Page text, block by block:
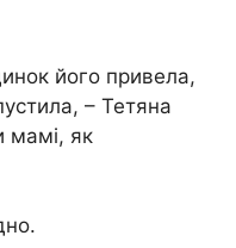
його привела,
– Тетяна
мамі, як